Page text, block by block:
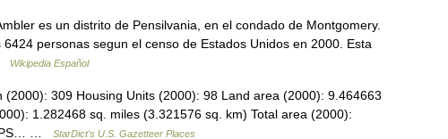
es un distrito de Pensilvania, en el condado de Montgomery.
personas segun el censo de Estados Unidos en 2000. Esta
Wikipedia Español
309 Housing Units (2000): 98 Land area (2000): 9.464663
1.282468 sq. miles (3.321576 sq. km) Total area (2000):
…
StarDict's U.S. Gazetteer Places